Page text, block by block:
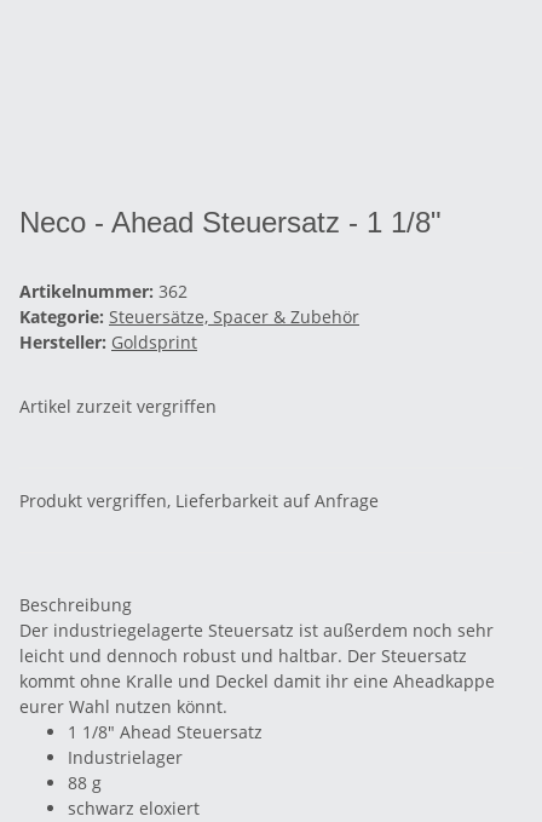
Neco - Ahead Steuersatz - 1 1/8"
Artikelnummer: 362
Kategorie: Steuersätze, Spacer & Zubehör
Hersteller: Goldsprint
Artikel zurzeit vergriffen
Produkt vergriffen, Lieferbarkeit auf Anfrage
Beschreibung
Der industriegelagerte Steuersatz ist außerdem noch sehr
leicht und dennoch robust und haltbar. Der Steuersatz
kommt ohne Kralle und Deckel damit ihr eine Aheadkappe
eurer Wahl nutzen könnt.
1 1/8" Ahead Steuersatz
Industrielager
88 g
schwarz eloxiert